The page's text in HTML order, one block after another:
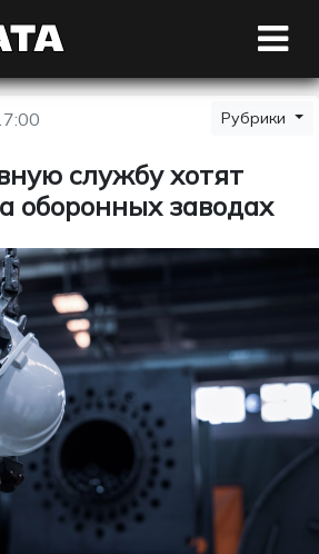
Рубрики
службу хотят
оборонных заводах